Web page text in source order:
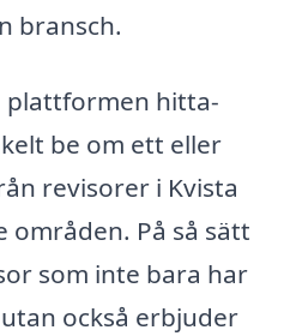
bransch.
plattformen hitta-
be om ett eller
revisorer i Kvista
områden. På så sätt
som inte bara har
också erbjuder